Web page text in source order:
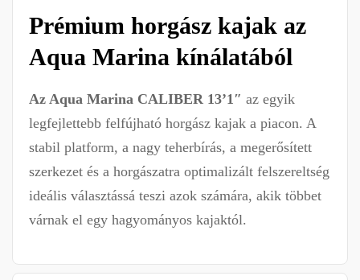
Prémium horgász kajak az
Aqua Marina kínálatából
Az Aqua Marina CALIBER 13’1″ az egyik
legfejlettebb felfújható horgász kajak a piacon. A
stabil platform, a nagy teherbírás, a megerősített
szerkezet és a horgászatra optimalizált felszereltség
ideális választássá teszi azok számára, akik többet
várnak el egy hagyományos kajaktól.